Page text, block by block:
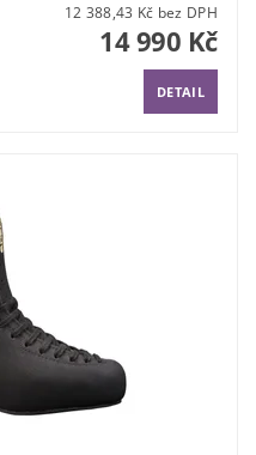
12 388,43 Kč bez DPH
14 990 Kč
DETAIL